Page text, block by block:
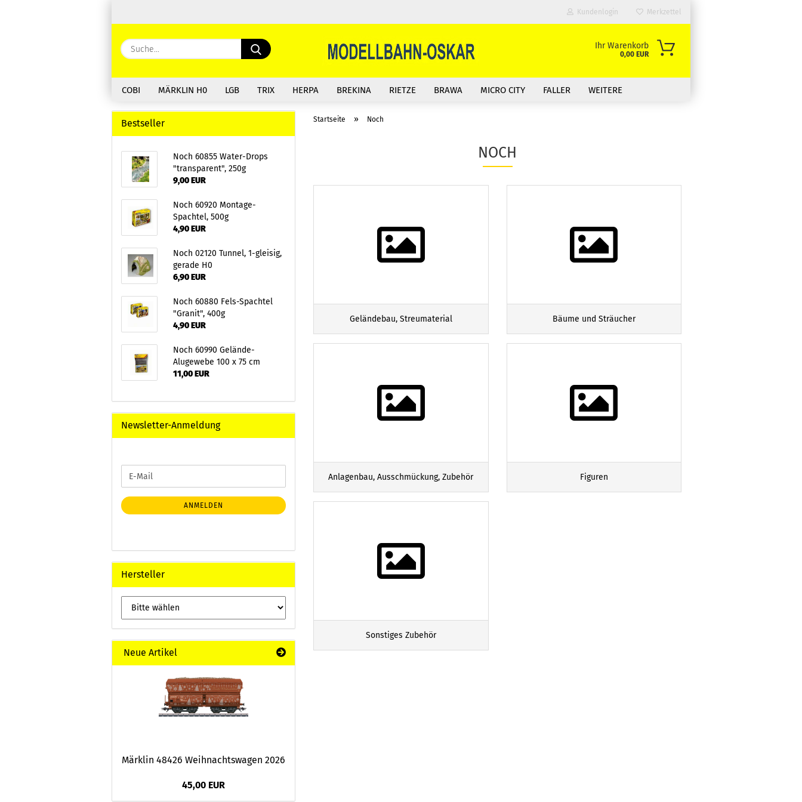
Kundenlogin
E-Mail
Merkzettel
Suche... Ihr Warenkorb
0,00 EUR
COBI MÄRKLIN H0 LGB TRIX HERPA BREKINA RIETZE BRAWA MICRO CITY FALLER WEITERE
Startseite » Noch
NOCH
Geländebau, Streumaterial Bäume und Sträucher
Anlagenbau, Ausschmückung, Zubehör Figuren
Sonstiges Zubehör
Bestseller
Noch 60855 Water-Drops
"transparent", 250g
9,00 EUR
Noch 60920 Montage-
Spachtel, 500g
4,90 EUR
Noch 02120 Tunnel, 1-gleisig,
gerade H0
6,90 EUR
Noch 60880 Fels-Spachtel
"Granit", 400g
4,90 EUR
Noch 60990 Gelände-
Alugewebe 100 x 75 cm
11,00 EUR
Newsletter-Anmeldung
ZUR
ANMELDUNG
E-
Mail
ANMELDEN
Hersteller
Neue Artikel
Märklin 48426 Weihnachtswagen 2026
45,00 EUR